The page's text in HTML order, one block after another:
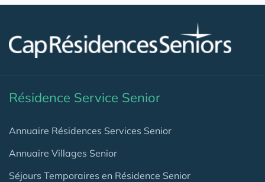
Résidence Service Senior
Annuaire Résidences Services Senior
Annuaire Villages Senior
Séjours Temporaires en Résidence Senior